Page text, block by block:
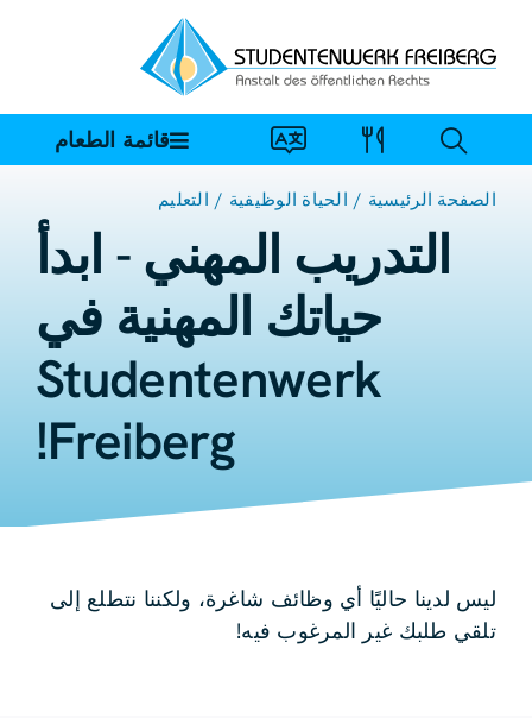
قائمة الطعام
الصفحة الرئيسية الحياة الوظيفية التعليم
التدريب المهني - ابدأ
حياتك المهنية في
Studentenwerk
Freiberg!
ليس لدينا حاليًا أي وظائف شاغرة، ولكننا نتطلع إلى
تلقي طلبك غير المرغوب فيه!